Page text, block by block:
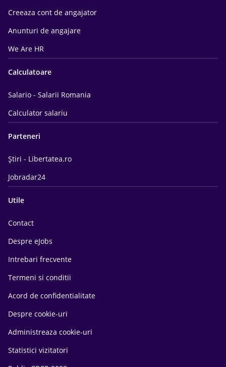
Creeaza cont de angajator
Anunturi de angajare
We Are HR
Calculatoare
Salario - Salarii Romania
Calculator salariu
Parteneri
Știri - Libertatea.ro
Jobradar24
Utile
Contact
Despre eJobs
Intrebari frecvente
Termeni si conditii
Acord de confidentialitate
Despre cookie-uri
Administreaza cookie-uri
Statistici vizitatori